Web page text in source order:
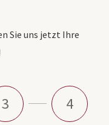
Sie uns jetzt Ihre
3 4